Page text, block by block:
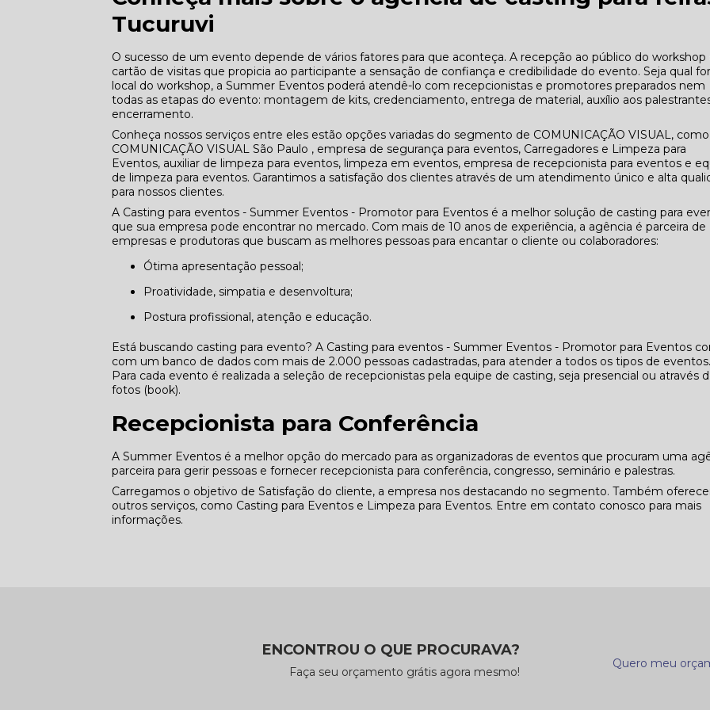
Tucuruvi
O sucesso de um evento depende de vários fatores para que aconteça. A recepção ao público do workshop
cartão de visitas que propicia ao participante a sensação de confiança e credibilidade do evento. Seja qual
local do workshop, a Summer Eventos poderá atendê-lo com recepcionistas e promotores preparados nem
todas as etapas do evento: montagem de kits, credenciamento, entrega de material, auxílio aos
encerramento.
Conheça nossos serviços entre eles estão opções variadas do segmento de COMUNICAÇÃO VISUAL, como
COMUNICAÇÃO VISUAL São Paulo , empresa de segurança para eventos, Carregadores e Limpeza para
Eventos, auxiliar de limpeza para eventos, limpeza em eventos, empresa de recepcionista para eventos e
de limpeza para eventos. Garantimos a satisfação dos clientes através de um atendimento único e alta
para nossos clientes.
A Casting para eventos - Summer Eventos - Promotor para Eventos é a melhor solução de casting para
que sua empresa pode encontrar no mercado. Com mais de 10 anos de experiência, a agência é parceira de
empresas e produtoras que buscam as melhores pessoas para encantar o cliente ou colaboradores:
Ótima apresentação pessoal;
Proatividade, simpatia e desenvoltura;
Postura profissional, atenção e educação.
Está buscando casting para evento? A Casting para eventos - Summer Eventos - Promotor para Eventos
com um banco de dados com mais de 2.000 pessoas cadastradas, para atender a todos os tipos de eventos.
Para cada evento é realizada a seleção de recepcionistas pela equipe de casting, seja presencial ou através
fotos (book).
Recepcionista para Conferência
A Summer Eventos é a melhor opção do mercado para as organizadoras de eventos que procuram uma
parceira para gerir pessoas e fornecer recepcionista para conferência, congresso, seminário e palestras.
Carregamos o objetivo de Satisfação do cliente, a empresa nos destacando no segmento. Também
outros serviços, como Casting para Eventos e Limpeza para Eventos. Entre em contato conosco para mais
informações.
ENCONTROU O QUE PROCURAVA?
Faça seu orçamento grátis agora mesmo!
Quero meu